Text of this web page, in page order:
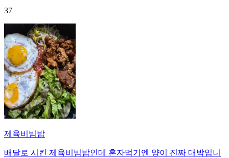
37
제육비빔밥
배달로 시킨 제육비빔밥인데 혼자먹기엔 양이 진짜 대박입니